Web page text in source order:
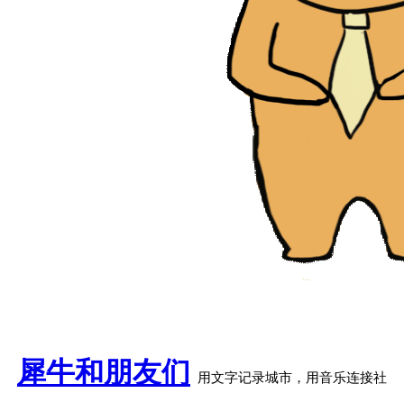
犀牛和朋友们 用文字记录城市，用音乐连接社